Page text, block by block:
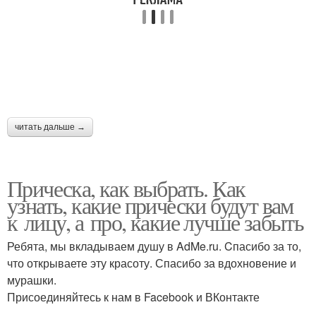
читать дальше →
Прическа, как выбрать. Как
узнать, какие прически будут вам
к лицу, а про, какие лучше забыть
Ребята, мы вкладываем душу в AdMe.ru. Cпасибо за то,
что открываете эту красоту. Спасибо за вдохновение и
мурашки.
Присоединяйтесь к нам в Facebook и ВКонтакте